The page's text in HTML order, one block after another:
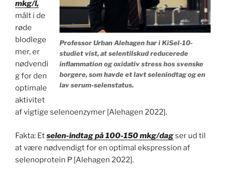
Professor Urban Alehagen har i KiSel-10-
studiet vist, at selentilskud reducerede
inflammation og oxidativ stress hos svenske
borgere, som havde et lavt selenindtag og en
lav serum-selenstatus.
mkg/l,
målt i de
røde
blodlege
mer, er
nødvendi
g for den
optimale
aktivitet
af vigtige selenoenzymer [Alehagen 2022].
Fakta: Etselen-indtag på 100-150 mkg/dagser ud til
at være nødvendigt for en optimal ekspression af
selenoprotein P [Alehagen 2022].